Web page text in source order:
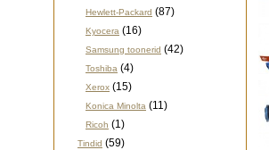
Hewlett-Packard (87)
Kyocera (16)
Samsung toonerid (42)
Toshiba (4)
Xerox (15)
Konica Minolta (11)
Ricoh (1)
Tindid (59)